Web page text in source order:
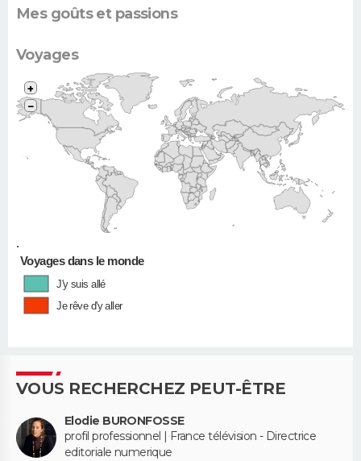
Mes goûts et passions
Voyages
•
+
−
Voyages dans le monde
J'y suis allé
Je rêve d'y aller
VOUS RECHERCHEZ PEUT-ÊTRE
Elodie BURONFOSSE
profil professionnel | France télévision - Directrice
editoriale numerique